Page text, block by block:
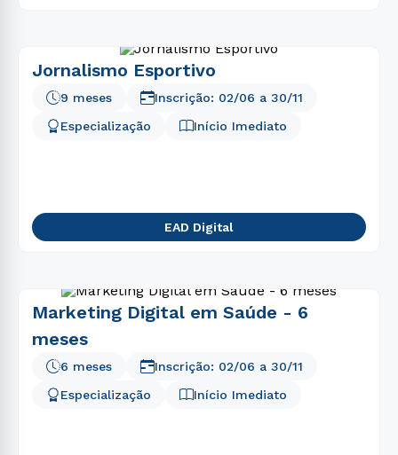
Jornalismo Esportivo
Especialização
9 meses
Início Imediato
Inscrição: 02/06 a 30/11
EAD Digital
Marketing Digital em Saúde - 6
meses
Especialização Início Imediato
6 meses Inscrição: 02/06 a 30/11